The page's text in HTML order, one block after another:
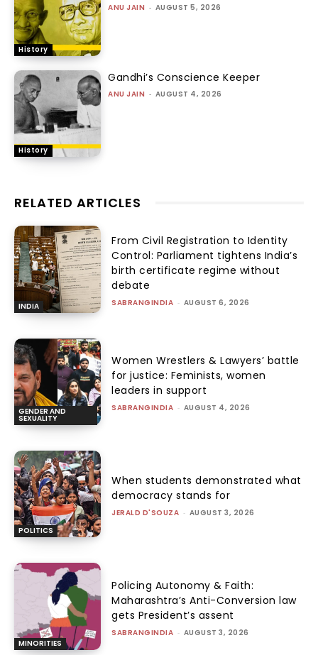
History
ANU JAIN - AUGUST 5, 2026
History
Gandhi’s Conscience Keeper
ANU JAIN - AUGUST 4, 2026
RELATED ARTICLES
INDIA
From Civil Registration to Identity
Control: Parliament tightens India’s
birth certificate regime without
debate
SABRANGINDIA - AUGUST 6, 2026
GENDER AND
SEXUALITY
Women Wrestlers & Lawyers’ battle
for justice: Feminists, women
leaders in support
SABRANGINDIA - AUGUST 4, 2026
POLITICS
When students demonstrated what
democracy stands for
JERALD D'SOUZA - AUGUST 3, 2026
MINORITIES
Policing Autonomy & Faith:
Maharashtra’s Anti-Conversion law
gets President’s assent
SABRANGINDIA - AUGUST 3, 2026